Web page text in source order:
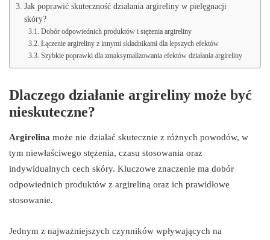
Jak poprawić skuteczność działania argireliny w pielęgnacji
skóry?
Dobór odpowiednich produktów i stężenia argireliny
Łączenie argireliny z innymi składnikami dla lepszych efektów
Szybkie poprawki dla zmaksymalizowania efektów działania argireliny
Dlaczego działanie argireliny może być
nieskuteczne?
Argirelina może nie działać skutecznie z różnych powodów, w
tym niewłaściwego stężenia, czasu stosowania oraz
indywidualnych cech skóry. Kluczowe znaczenie ma dobór
odpowiednich produktów z argireliną oraz ich prawidłowe
stosowanie.
Jednym z najważniejszych czynników wpływających na